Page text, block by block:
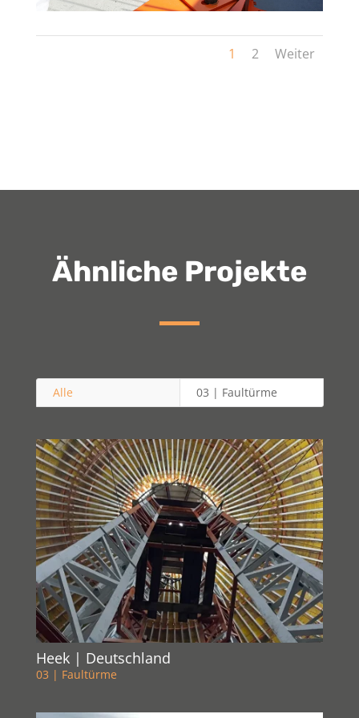
1 2 Weiter
Ähnliche Projekte
Alle 03 | Faultürme
Heek | Deutschland
03 | Faultürme